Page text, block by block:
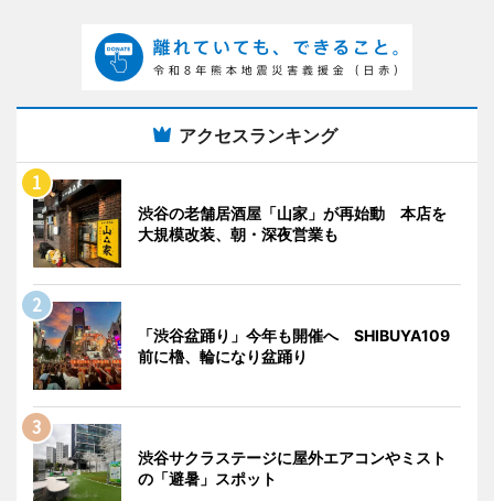
アクセスランキング
渋谷の老舗居酒屋「山家」が再始動 本店を
大規模改装、朝・深夜営業も
「渋谷盆踊り」今年も開催へ SHIBUYA109
前に櫓、輪になり盆踊り
渋谷サクラステージに屋外エアコンやミスト
の「避暑」スポット